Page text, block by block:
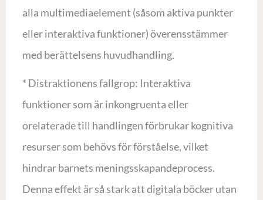
alla multimediaelement (såsom aktiva punkter
eller interaktiva funktioner) överensstämmer
med berättelsens huvudhandling.
* Distraktionens fallgrop: Interaktiva
funktioner som är inkongruenta eller
orelaterade till handlingen förbrukar kognitiva
resurser som behövs för förståelse, vilket
hindrar barnets meningsskapandeprocess.
Denna effekt är så stark att digitala böcker utan